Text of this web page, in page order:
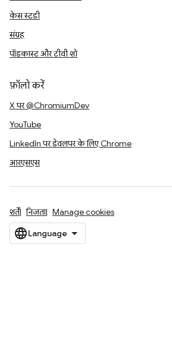
केस स्टडी
संग्रह
पॉडकास्ट और टीवी शो
फ़ॉलो करें
X पर @ChromiumDev
YouTube
LinkedIn पर डेवलपर के लिए Chrome
आरएसएस
शर्तें निजता Manage cookies